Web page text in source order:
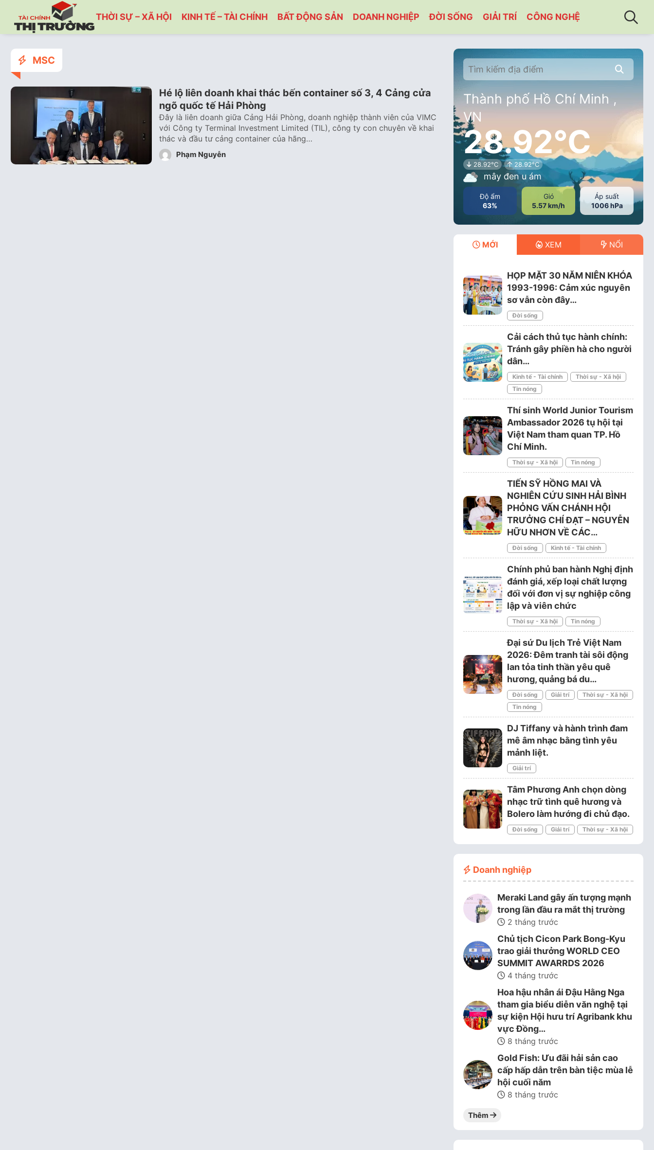
THỜI SỰ – XÃ HỘI KINH TẾ – TÀI CHÍNH BẤT ĐỘNG SẢN DOANH NGHIỆP ĐỜI SỐNG GIẢI TRÍ CÔNG NGHỆ
MSC
Hé lộ liên doanh khai thác bến container số 3, 4 Cảng cửa
ngõ quốc tế Hải Phòng
Đây là liên doanh giữa Cảng Hải Phòng, doanh nghiệp thành viên của VIMC
với Công ty Terminal Investment Limited (TIL), công ty con chuyên về khai
thác và đầu tư cảng container của hãng…
Phạm Nguyễn
Thành phố Hồ Chí Minh ,
VN
28.92°C
28.92°C 28.92°C
mây đen u ám
Độ ẩm
63%
Gió
5.57 km/h
Áp suất
1006 hPa
MỚI XEM NỔI
HỌP MẶT 30 NĂM NIÊN KHÓA
1993-1996: Cảm xúc nguyên
sơ vẫn còn đây…
Đời sống
Cải cách thủ tục hành chính:
Tránh gây phiền hà cho người
dân…
Kinh tế - Tài chính
Thời sự - Xã hội
Tin nóng
Thí sinh World Junior Tourism
Ambassador 2026 tụ hội tại
Việt Nam tham quan TP. Hồ
Chí Minh.
Thời sự - Xã hội Tin nóng
TIẾN SỸ HỒNG MAI VÀ
NGHIÊN CỨU SINH HẢI BÌNH
PHỎNG VẤN CHÁNH HỘI
TRƯỞNG CHÍ ĐẠT – NGUYỄN
HỮU NHƠN VỀ CÁC…
Đời sống Kinh tế - Tài chính
Chính phủ ban hành Nghị định
đánh giá, xếp loại chất lượng
đối với đơn vị sự nghiệp công
lập và viên chức
Thời sự - Xã hội Tin nóng
Đại sứ Du lịch Trẻ Việt Nam
2026: Đêm tranh tài sôi động
lan tỏa tinh thần yêu quê
hương, quảng bá du…
Đời sống Giải trí
Thời sự - Xã hội
Tin nóng
DJ Tiffany và hành trình đam
mê âm nhạc bằng tình yêu
mảnh liệt.
Giải trí
Tâm Phương Anh chọn dòng
nhạc trữ tình quê hương và
Bolero làm hướng đi chủ đạo.
Đời sống Giải trí Thời sự - Xã hội
Doanh nghiệp
Meraki Land gây ấn tượng mạnh
trong lần đầu ra mắt thị trường
2 tháng trước
Chủ tịch Cicon Park Bong-Kyu
trao giải thưởng WORLD CEO
SUMMIT AWARRDS 2026
4 tháng trước
Hoa hậu nhân ái Đậu Hằng Nga
tham gia biểu diễn văn nghệ tại
sự kiện Hội hưu trí Agribank khu
vực Đồng…
8 tháng trước
Gold Fish: Ưu đãi hải sản cao
cấp hấp dẫn trên bàn tiệc mùa lễ
hội cuối năm
8 tháng trước
Thêm